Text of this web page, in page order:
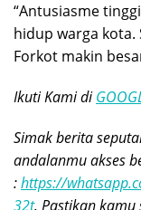
“Antusiasme
hidup warga kota.
Forkot makin
Ikuti Kami di
Simak berita
andalanmu akses
:https://
32t. Pastikan kamu